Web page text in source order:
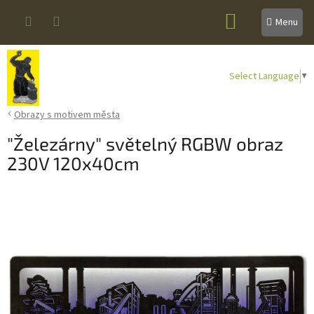
Select Language ▼
NÁKUPNÍ
KOŠÍK
Obrazy s motivem města
"Železárny" světelný RGBW obraz
230V 120x40cm